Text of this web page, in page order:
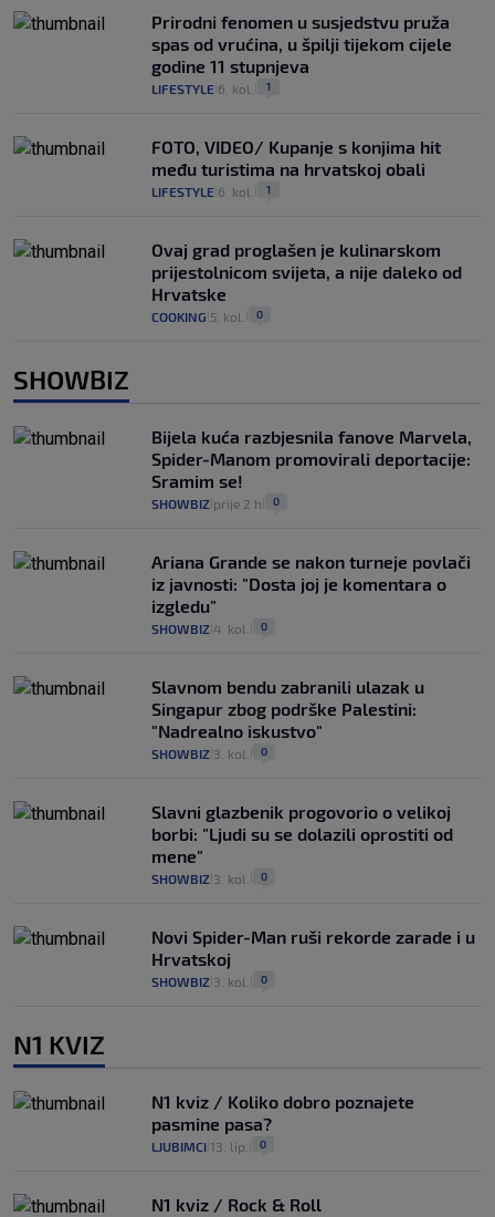
Prirodni fenomen u susjedstvu pruža
spas od vrućina, u špilji tijekom cijele
godine 11 stupnjeva
LIFESTYLE 6. kol. 1
FOTO, VIDEO/ Kupanje s konjima hit
među turistima na hrvatskoj obali
LIFESTYLE 6. kol. 1
Ovaj grad proglašen je kulinarskom
prijestolnicom svijeta, a nije daleko od
Hrvatske
COOKING 5. kol. 0
SHOWBIZ
Bijela kuća razbjesnila fanove Marvela,
Spider-Manom promovirali deportacije:
Sramim se!
SHOWBIZ prije 2 h 0
Ariana Grande se nakon turneje povlači
iz javnosti: "Dosta joj je komentara o
izgledu"
SHOWBIZ 4. kol. 0
Slavnom bendu zabranili ulazak u
Singapur zbog podrške Palestini:
"Nadrealno iskustvo"
SHOWBIZ 3. kol. 0
Slavni glazbenik progovorio o velikoj
borbi: "Ljudi su se dolazili oprostiti od
mene"
SHOWBIZ 3. kol. 0
Novi Spider-Man ruši rekorde zarade i u
Hrvatskoj
SHOWBIZ 3. kol. 0
N1 KVIZ
N1 kviz / Koliko dobro poznajete
pasmine pasa?
LJUBIMCI 13. lip. 0
N1 kviz / Rock & Roll